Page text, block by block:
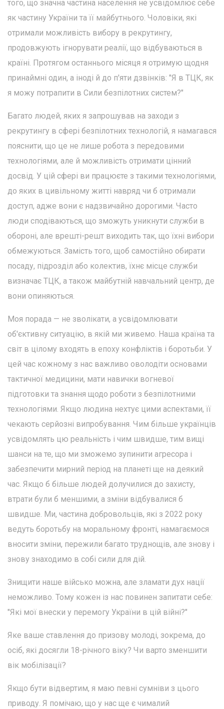
того, що значна частина населення не усвідомлює себе
як частину України та її майбутнього. Чоловіки, які
отримали можливість вибору в рекрутингу,
продовжують ігнорувати реалії, що відбуваються в
країні. Протягом останнього місяця я отримую щодня
принаймні один, а іноді й до п'яти дзвінків: "Я в ТЦК, як
я можу потрапити в Сили безпілотних систем?"
Багато людей, яких я запрошував на заходи з
рекрутингу в сфері безпілотних технологій, я намагався
пояснити, що це не лише робота з передовими
технологіями, але й можливість отримати цінний
досвід. У цій сфері ви працюєте з такими технологіями,
до яких в цивільному житті навряд чи б отримали
доступ, адже вони є надзвичайно дорогими. Часто
люди сподіваються, що зможуть уникнути служби в
обороні, але врешті-решт виходить так, що їхні вибори
обмежуються. Замість того, щоб самостійно обирати
посаду, підрозділ або колектив, їхнє місце служби
визначає ТЦК, а також майбутній навчальний центр, де
вони опиняються.
Моя порада — не зволікати, а усвідомлювати
об'єктивну ситуацію, в якій ми живемо. Наша країна та
світ в цілому входять в епоху конфліктів і боротьби. У
цей час кожному з нас важливо оволодіти основами
тактичної медицини, мати навички вогневої
підготовки та знання щодо роботи з безпілотними
технологіями. Якщо людина нехтує цими аспектами, її
чекають серйозні випробування. Чим більше українців
усвідомлять цю реальність і чим швидше, тим вищі
шанси на те, що ми зможемо зупинити агресора і
забезпечити мирний період на планеті ще на деякий
час. Якщо б більше людей долучилися до захисту,
втрати були б меншими, а зміни відбувалися б
швидше. Ми, частина добровольців, які з 2022 року
ведуть боротьбу на моральному фронті, намагаємося
вносити зміни, пережили багато труднощів, але знову і
знову знаходимо в собі сили для дій.
Знищити наше військо можна, але зламати дух нації
неможливо. Тому кожен із нас повинен запитати себе:
"Які мої внески у перемогу України в цій війні?"
Яке ваше ставлення до призову молоді, зокрема, до
осіб, які досягли 18-річного віку? Чи варто зменшити
вік мобілізації?
Якщо бути відвертим, я маю певні сумніви з цього
приводу. Я помічаю, що у нас ще є чималий